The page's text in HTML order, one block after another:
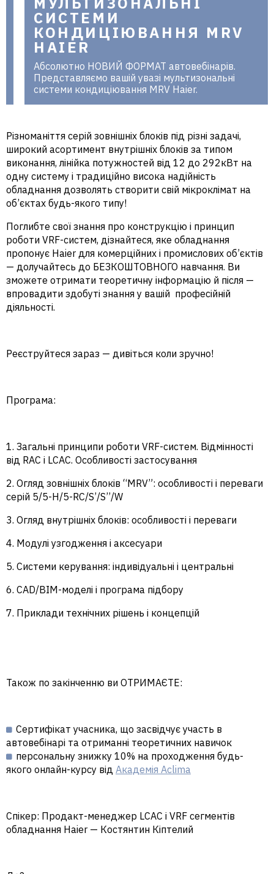
СИСТЕМИ
КОНДИЦІЮВАННЯ MRV
HAIER
Абсолютно НОВИЙ ФОРМАТ автовебінарів.
Представляємо вашій увазі мультизональні
системи кондиціювання MRV Haier.
Різноманіття серій зовнішніх блоків під різні задачі,
широкий асортимент внутрішніх блоків за типом
виконання, лінійка потужностей від 12 до 292кВт на
одну систему і традиційно висока надійність
обладнання дозволять створити свій мікроклімат на
об’єктах будь-якого типу!
Поглибте свої знання про конструкцію і принцип
роботи VRF-систем, дізнайтеся, яке обладнання
пропонує Haier для комерційних і промислових об’єктів
— долучайтесь до БЕЗКОШТОВНОГО навчання. Ви
зможете отримати теоретичну інформацію й після —
впровадити здобуті знання у вашій професійній
діяльності.
Реєструйтеся зараз — дивіться коли зручно!
Програма:
1. Загальні принципи роботи VRF-систем. Відмінності
від RAC і LCAC. Особливості застосування
2. Огляд зовнішніх блоків “MRV”: особливості і переваги
серій 5/5-H/5-RC/S’/S’’/W
3. Огляд внутрішніх блоків: особливості і переваги
4. Модулі узгодження і аксесуари
5. Системи керування: індивідуальні і центральні
6. CAD/BIM-моделі і програма підбору
7. Приклади технічних рішень і концепцій
Також по закінченню ви ОТРИМАЄТЕ:
Сертифікат учасника, що засвідчує участь в
автовебінарі та отриманні теоретичних навичок
персональну знижку 10% на проходження будь-
якого онлайн-курсу від Академія Aclima
Спікер: Продакт-менеджер LCAC і VRF сегментів
обладнання Haier — Костянтин Кіптелий